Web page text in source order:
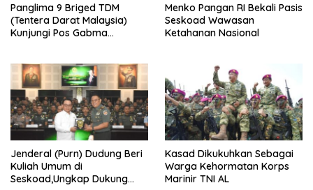
Panglima 9 Briged TDM
(Tentera Darat Malaysia)
Kunjungi Pos Gabma
Menko Pangan RI Bekali Pasis
Seskoad Wawasan
Ketahanan Nasional
Jenderal (Purn) Dudung Beri
Kuliah Umum di
Seskoad,Ungkap Dukung
Kasad Dikukuhkan Sebagai
Warga Kehormatan Korps
Marinir TNI AL